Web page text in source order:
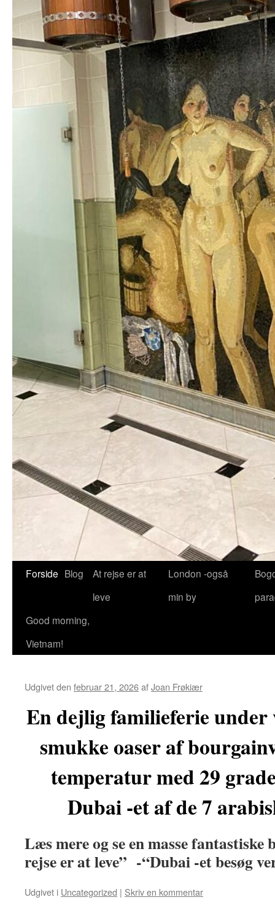
Forside Blog
At rejse er at
leve
London -også
min by
Good morning,
Vietnam!
Udgivet den februar 21, 2026afJoan Frøkiær
En dejlig familieferie under
smukke oaser af
temperatur med 29
Dubai -et af de 7
Læs mere og se en masse
rejse er at leve” -“Dubai -et besøg
Udgivet i Uncategorized | Skriv en kommentar